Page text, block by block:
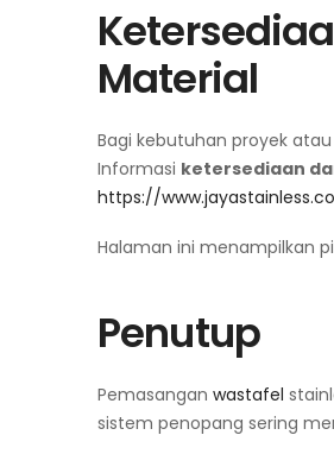
Material
Bagi kebutuhan proyek
Informasi ketersediaan
https://
Halaman ini menampilkan
Penutup
Pemasangan wastafel
sistem penopang sering